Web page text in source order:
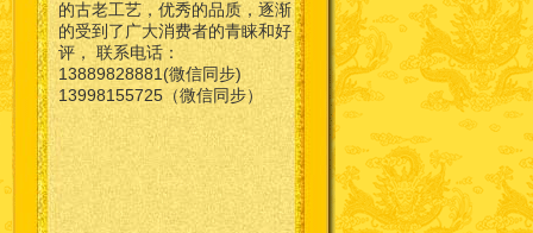
的古老工艺，优秀的品质，逐渐
的受到了广大消费者的青睐和好
评， 联系电话：
13889828881(微信同步)
13998155725（微信同步）